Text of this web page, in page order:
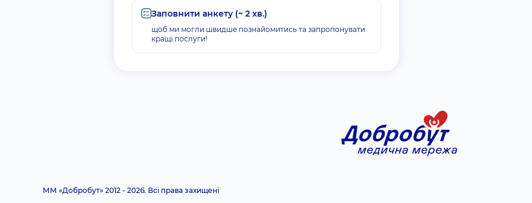
Заповнити анкету (~ 2 хв.)
щоб ми могли швидше познайомитись та запропонувати
кращі послуги!
ММ «Добробут» 2012 - 2026. Всі права захищені